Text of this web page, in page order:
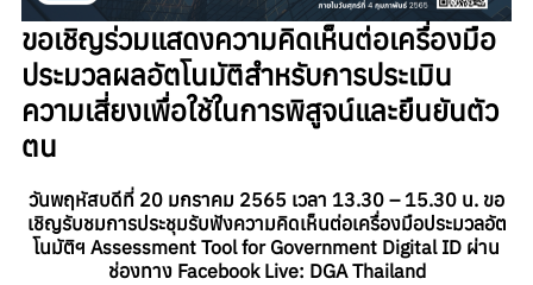
ขอเชิญร่วมแสดงความคิดเห็นต่อเครื่องมือ
ประมวลผลอัตโนมัติสำหรับการประเมิน
ความเสี่ยงเพื่อใช้ในการพิสูจน์และยืนยันตัว
ตน
วันพฤหัสบดีที่ 20 มกราคม 2565 เวลา 13.30 – 15.30 น. ขอ
เชิญรับชมการประชุมรับฟังความคิดเห็นต่อเครื่องมือประมวลอัต
โนมัติฯ Assessment Tool for Government Digital ID ผ่าน
ช่องทาง Facebook Live: DGA Thailand